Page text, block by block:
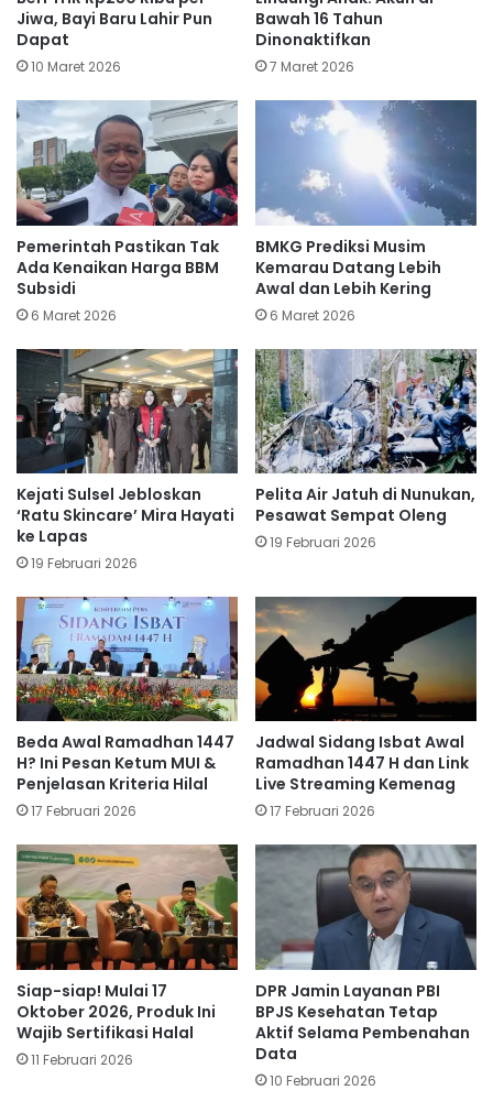
Jiwa, Bayi Baru Lahir Pun
Dapat
10 Maret 2026
Bawah 16 Tahun
Dinonaktifkan
7 Maret 2026
Pemerintah Pastikan Tak
Ada Kenaikan Harga BBM
Subsidi
6 Maret 2026
BMKG Prediksi Musim
Kemarau Datang Lebih
Awal dan Lebih Kering
6 Maret 2026
Kejati Sulsel Jebloskan
‘Ratu Skincare’ Mira Hayati
ke Lapas
19 Februari 2026
Pelita Air Jatuh di Nunukan,
Pesawat Sempat Oleng
19 Februari 2026
Beda Awal Ramadhan 1447
H? Ini Pesan Ketum MUI &
Penjelasan Kriteria Hilal
17 Februari 2026
Jadwal Sidang Isbat Awal
Ramadhan 1447 H dan Link
Live Streaming Kemenag
17 Februari 2026
Siap-siap! Mulai 17
Oktober 2026, Produk Ini
Wajib Sertifikasi Halal
11 Februari 2026
DPR Jamin Layanan PBI
BPJS Kesehatan Tetap
Aktif Selama Pembenahan
Data
10 Februari 2026